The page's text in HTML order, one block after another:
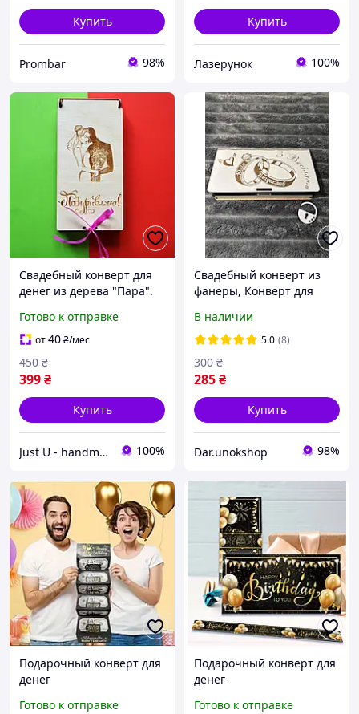
Купить
Prombar 98%
Купить
Лазерунок 100%
Свадебный конверт для
денег из дерева "Пара".
свадьбу для купюр.
Готово к отправке
от40₴/мес
399₴
450 ₴
Купить
Just U - handmade studio 100%
Свадебный конверт из
фанеры, Конверт для
В наличии
5.0 (8)
285₴
300 ₴
Купить
Dar.unokshop 98%
Подарочный конверт для
денег
Готово к отправке
Подарочный конверт для
денег
Готово к отправке